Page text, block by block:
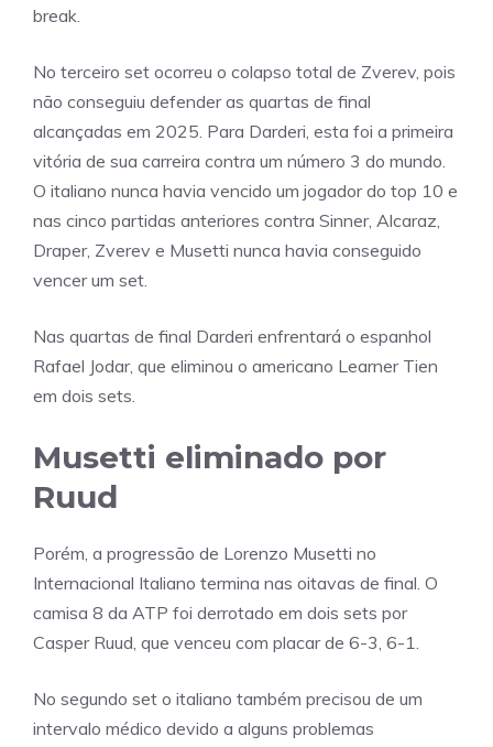
break.
No terceiro set ocorreu o colapso total de Zverev, pois
não conseguiu defender as quartas de final
alcançadas em 2025. Para Darderi, esta foi a primeira
vitória de sua carreira contra um número 3 do mundo.
O italiano nunca havia vencido um jogador do top 10 e
nas cinco partidas anteriores contra Sinner, Alcaraz,
Draper, Zverev e Musetti nunca havia conseguido
vencer um set.
Nas quartas de final Darderi enfrentará o espanhol
Rafael Jodar, que eliminou o americano Learner Tien
em dois sets.
Musetti eliminado por
Ruud
Porém, a progressão de Lorenzo Musetti no
Internacional Italiano termina nas oitavas de final. O
camisa 8 da ATP foi derrotado em dois sets por
Casper Ruud, que venceu com placar de 6-3, 6-1.
No segundo set o italiano também precisou de um
intervalo médico devido a alguns problemas